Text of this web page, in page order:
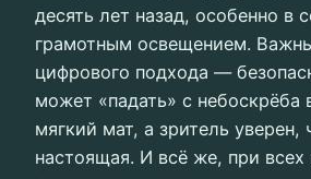
десять лет назад, особенно в
грамотным освещением.
цифрового подхода —
может «падать» с небоскрёба
мягкий мат, а зритель уверен,
настоящая. И всё же, при всех